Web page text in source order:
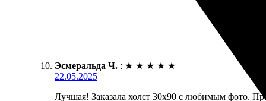
Эсмеральда Ч. : ★ ★ ★ ★ ★
22.05.2025
Лучшая! Заказала холст 30х90 с любимым фото.